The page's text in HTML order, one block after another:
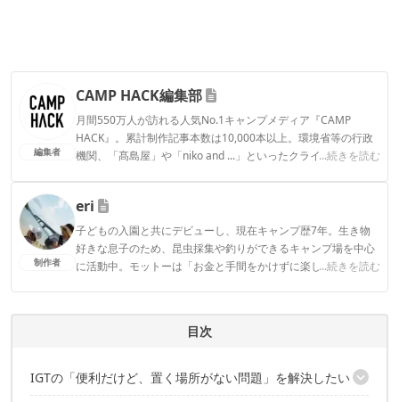
編集者
CAMP HACK編集部
月間550万人が訪れる人気No.1キャンプメディア『CAMP
HACK』。累計制作記事本数は10,000本以上。環境省等の行政
機関、「髙島屋」や「niko and ...」といったクライアントとの
...続きを読む
CAMP HACK編集部のプロフィール
制作者
eri
子どもの入園と共にデビューし、現在キャンプ歴7年。生き物
好きな息子のため、昆虫採集や釣りができるキャンプ場を中心
に活動中。モットーは「お金と手間をかけずに楽しく！」とい
...続きを読む
目次
IGTの「便利だけど、置く場所がない問題」を解決したい